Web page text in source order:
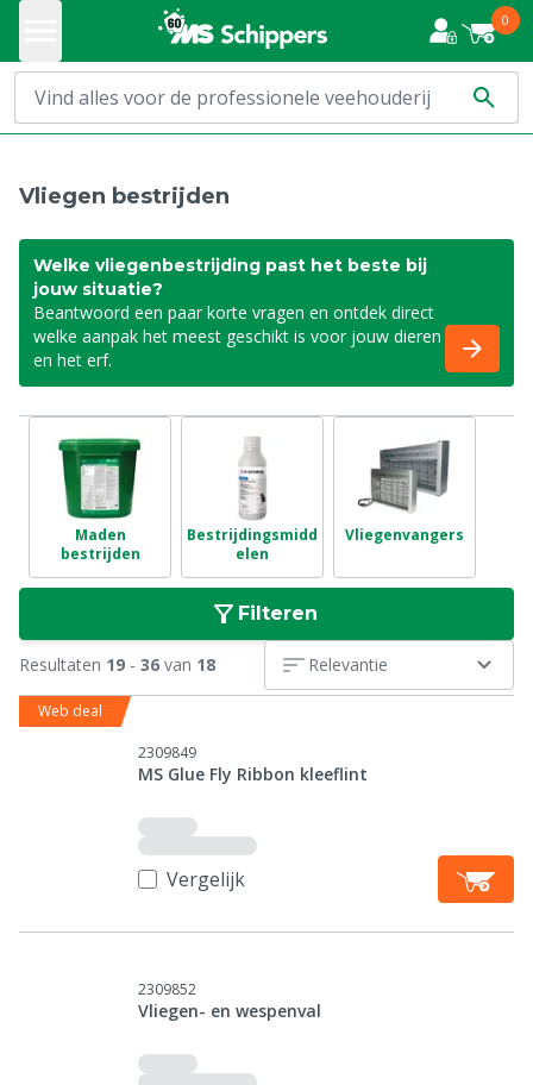
0
Vliegen bestrijden
Welke vliegenbestrijding past het beste bij
jouw situatie?
Beantwoord een paar korte vragen en ontdek direct
welke aanpak het meest geschikt is voor jouw dieren
en het erf.
Maden
bestrijden
Bestrijdingsmidd
elen
Vliegenvangers
Filteren
Resultaten 19 - 36 van 18 Relevantie
Web deal
2309849
MS Glue Fly Ribbon kleeflint
Vergelijk
2309852
Vliegen- en wespenval